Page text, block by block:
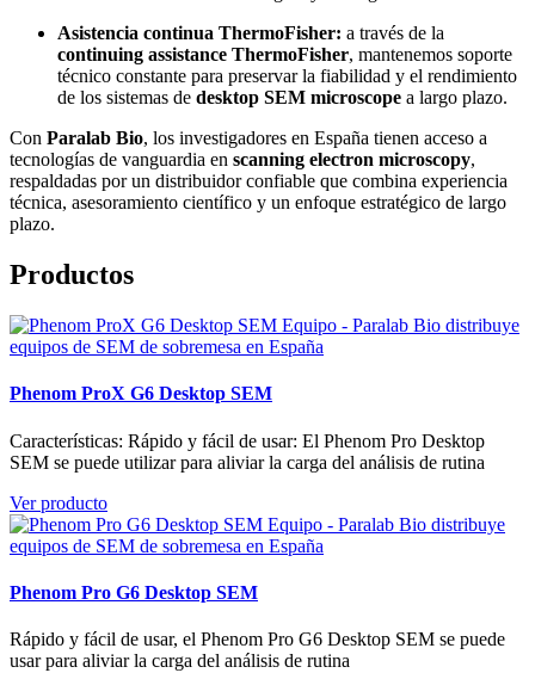
Asistencia continua ThermoFisher: a través de la
continuing assistance ThermoFisher, mantenemos soporte
técnico constante para preservar la fiabilidad y el rendimiento
de los sistemas de desktop SEM microscope a largo plazo.
Con Paralab Bio, los investigadores en España tienen acceso a
tecnologías de vanguardia en scanning electron microscopy,
respaldadas por un distribuidor confiable que combina experiencia
técnica, asesoramiento científico y un enfoque estratégico de largo
plazo.
Productos
Phenom ProX G6 Desktop SEM
Características: Rápido y fácil de usar: El Phenom Pro Desktop
SEM se puede utilizar para aliviar la carga del análisis de rutina
Ver producto
Phenom Pro G6 Desktop SEM
Rápido y fácil de usar, el Phenom Pro G6 Desktop SEM se puede
usar para aliviar la carga del análisis de rutina